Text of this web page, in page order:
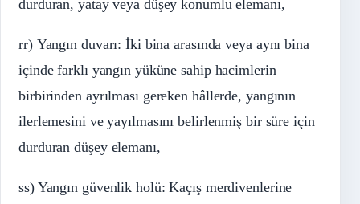
durduran, yatay veya düşey konumlu elemanı,
rr) Yangın duvarı: İki bina arasında veya aynı bina
içinde farklı yangın yüküne sahip hacimlerin
birbirinden ayrılması gereken hâllerde, yangının
ilerlemesini ve yayılmasını belirlenmiş bir süre için
durduran düşey elemanı,
ss) Yangın güvenlik holü: Kaçış merdivenlerine